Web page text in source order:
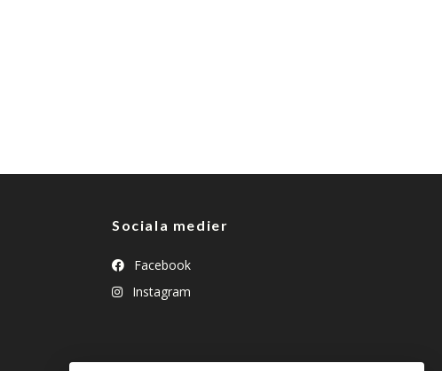
Sociala medier
Facebook
Instagram